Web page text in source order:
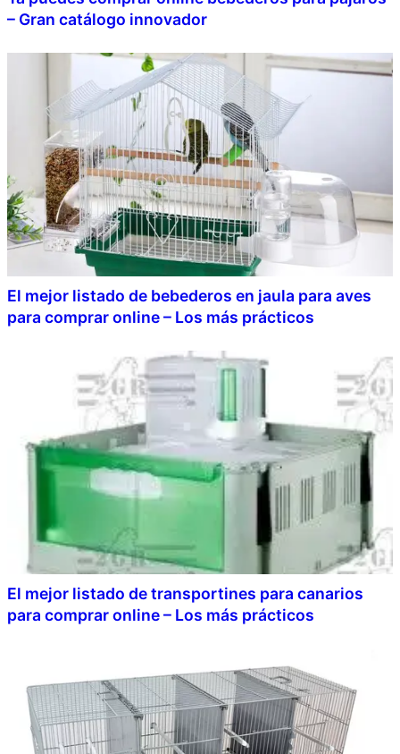
– Gran catálogo innovador
El mejor listado de bebederos en jaula para aves
para comprar online – Los más prácticos
El mejor listado de transportines para canarios
para comprar online – Los más prácticos